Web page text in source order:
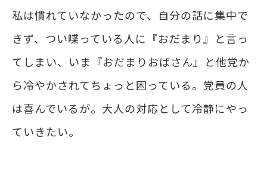
私は慣れていなかったので、自分の話に集中で
きず、つい喋っている人に『おだまり』と言っ
てしまい、いま『おだまりおばさん』と他党か
ら冷やかされてちょっと困っている。党員の人
は喜んでいるが。大人の対応として冷静にやっ
ていきたい。